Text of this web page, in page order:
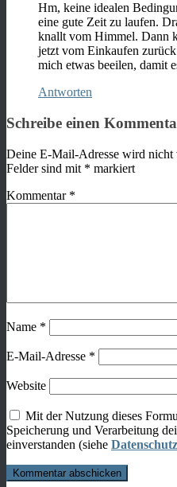
Hm, keine idealen
eine gute Zeit zu laufen.
knallt vom Himmel. Dann
jetzt vom Einkaufen
mich etwas beeilen, damit
Antworten
Schreibe einen
Deine E-Mail-Adresse wird nicht
Felder sind mit * markiert
Kommentar *
Name *
E-Mail-Adresse *
Website
Mit der Nutzung dieses
Speicherung und Verarbeitung
einverstanden (siehe